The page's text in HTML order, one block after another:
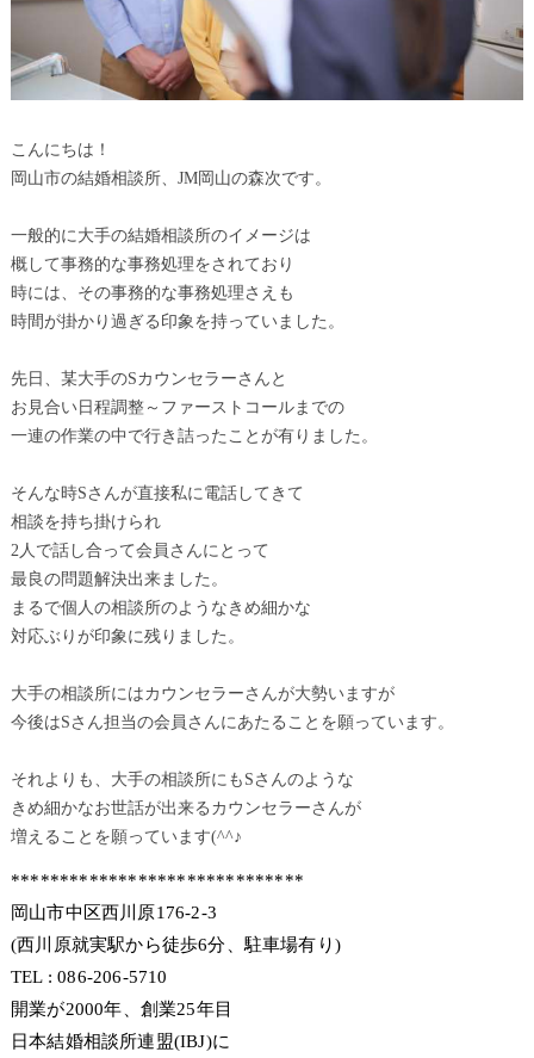
こんにちは！
岡山市の結婚相談所、JM岡山の森次です。
一般的に大手の結婚相談所のイメージは
概して事務的な事務処理をされており
時には、その事務的な事務処理さえも
時間が掛かり過ぎる印象を持っていました。
先日、某大手のSカウンセラーさんと
お見合い日程調整～ファーストコールまでの
一連の作業の中で行き詰ったことが有りました。
そんな時Sさんが直接私に電話してきて
相談を持ち掛けられ
2人で話し合って会員さんにとって
最良の問題解決出来ました。
まるで個人の相談所のようなきめ細かな
対応ぶりが印象に残りました。
大手の相談所にはカウンセラーさんが大勢いますが
今後はSさん担当の会員さんにあたることを願っています。
それよりも、大手の相談所にもSさんのような
きめ細かなお世話が出来るカウンセラーさんが
増えることを願っています(^^♪
******************************
岡山市中区西川原176-2-3
(西川原就実駅から徒歩6分、駐車場有り)
TEL : 086-206-5710
開業が2000年、創業25年目
日本結婚相談所連盟(IBJ)に